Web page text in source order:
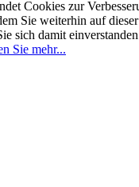
Cookies zur
Sie weiterhin auf
sich damit
Sie mehr...